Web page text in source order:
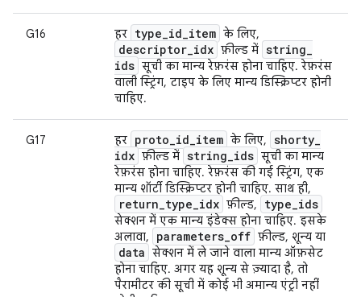
G16 हर type_id_item के लिए,
descriptor_idx फ़ील्ड में string_
ids सूची का मान्य रेफ़रंस होना चाहिए. रेफ़रंस
वाली स्ट्रिंग, टाइप के लिए मान्य डिस्क्रिप्टर होनी
चाहिए.
G17 हर proto_id_item के लिए, shorty_
idx फ़ील्ड में string_ids सूची का मान्य
रेफ़रंस होना चाहिए. रेफ़रंस की गई स्ट्रिंग, एक
मान्य शॉर्टी डिस्क्रिप्टर होनी चाहिए. साथ ही,
return_type_idx फ़ील्ड, type_ids
सेक्शन में एक मान्य इंडेक्स होना चाहिए. इसके
अलावा,
parameters_off फ़ील्ड, शून्य या
data सेक्शन में ले जाने वाला मान्य ऑफ़सेट
होना चाहिए. अगर यह शून्य से ज़्यादा है, तो
पैरामीटर की सूची में कोई भी अमान्य एंट्री नहीं